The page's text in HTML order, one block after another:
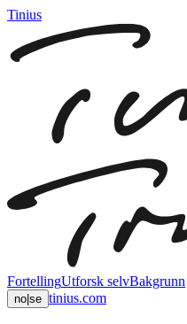
Tinius
FortellingUtforsk selvBakgrunn
no|se tinius.com